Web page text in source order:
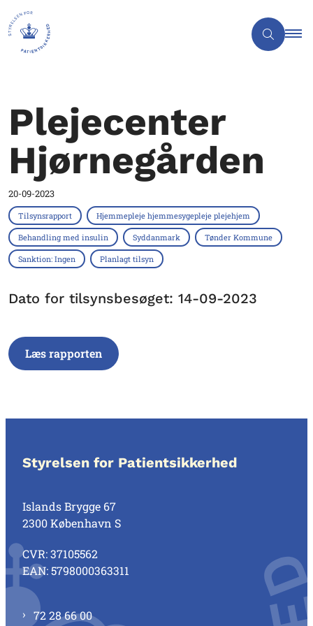
Plejecenter
Hjørnegården
20-09-2023
Tilsynsrapport Hjemmepleje hjemmesygepleje plejehjem
Behandling med insulin Syddanmark Tønder Kommune
Sanktion: Ingen Planlagt tilsyn
Dato for tilsynsbesøget: 14-09-2023
Læs rapporten
Styrelsen for Patientsikkerhed
Islands Brygge 67
2300 København S
CVR: 37105562
EAN: 5798000363311
72 28 66 00